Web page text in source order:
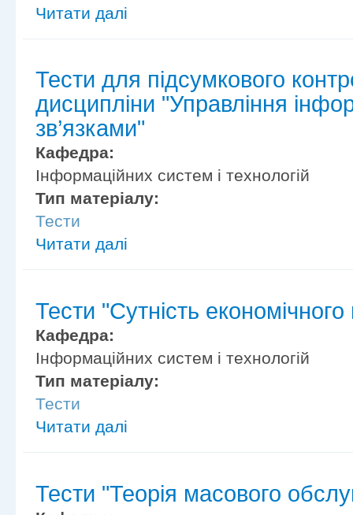
Читати далі
Тести для підсумкового
дисципліни "Управління
зв’язками"
Кафедра:
Інформаційних систем і технологій
Тип матеріалу:
Тести
Читати далі
Тести "Сутність
Кафедра:
Інформаційних систем і технологій
Тип матеріалу:
Тести
Читати далі
Тести "Теорія масового